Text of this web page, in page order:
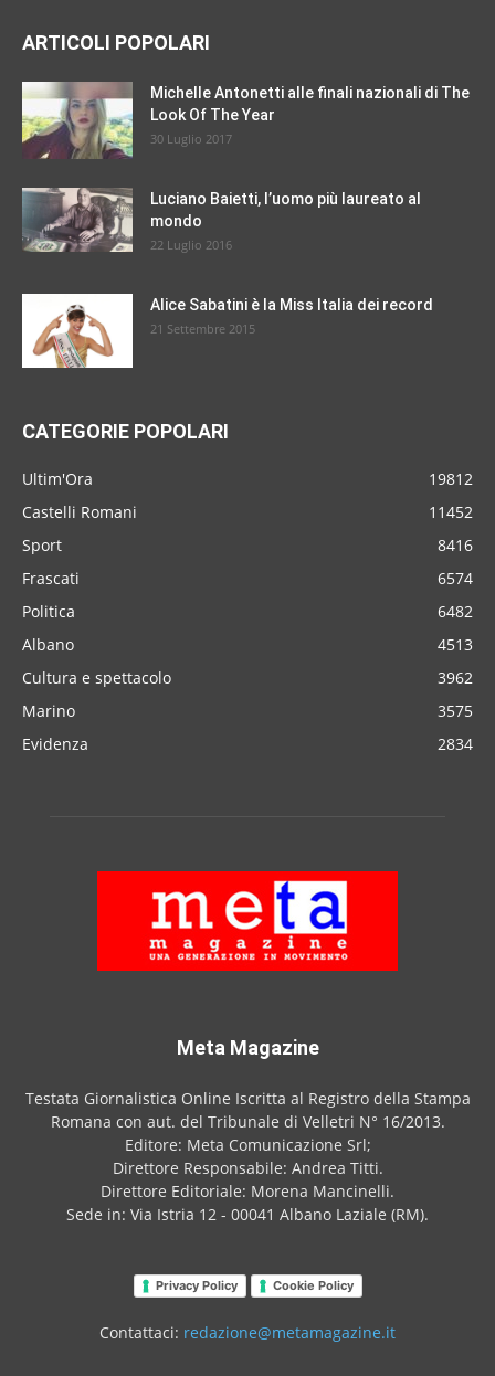
ARTICOLI POPOLARI
Michelle Antonetti alle finali nazionali di The
Look Of The Year
30 Luglio 2017
Luciano Baietti, l’uomo più laureato al
mondo
22 Luglio 2016
Alice Sabatini è la Miss Italia dei record
21 Settembre 2015
CATEGORIE POPOLARI
Ultim'Ora
19812
Castelli Romani
11452
Sport
8416
Frascati
6574
Politica
6482
Albano
4513
Cultura e spettacolo
3962
Marino
3575
Evidenza
2834
Meta Magazine
Testata Giornalistica Online Iscritta al Registro della Stampa
Romana con aut. del Tribunale di Velletri N° 16/2013.
Editore: Meta Comunicazione Srl;
Direttore Responsabile: Andrea Titti.
Direttore Editoriale: Morena Mancinelli.
Sede in: Via Istria 12 - 00041 Albano Laziale (RM).
Privacy Policy Cookie Policy
Contattaci: redazione@metamagazine.it